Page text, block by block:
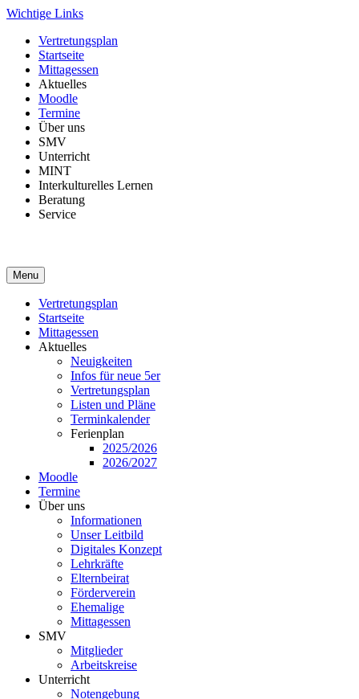
Skip
content
Wichtige Links
Vertretungsplan
Startseite
Mittagessen
Aktuelles
Moodle
Termine
Über uns
SMV
Unterricht
MINT
Interkulturelles Lernen
Beratung
Service
Menu
Vertretungsplan
Startseite
Mittagessen
Aktuelles
Neuigkeiten
Infos für neue 5er
Vertretungsplan
Listen und Pläne
Terminkalender
Ferienplan
2025/2026
2026/2027
Moodle
Termine
Über uns
Informationen
Unser Leitbild
Digitales Konzept
Lehrkräfte
Elternbeirat
Förderverein
Ehemalige
Mittagessen
SMV
Mitglieder
Arbeitskreise
Unterricht
Notengebung